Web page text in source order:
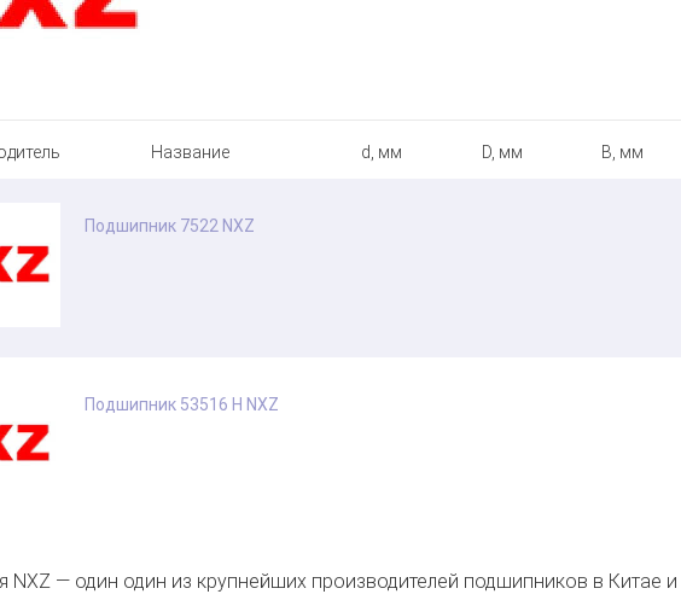
Название d, мм D, мм B, мм
Подшипник 7522 NXZ
Подшипник 53516 Н NXZ
NXZ — один один из крупнейших производителей подшипников в Китае